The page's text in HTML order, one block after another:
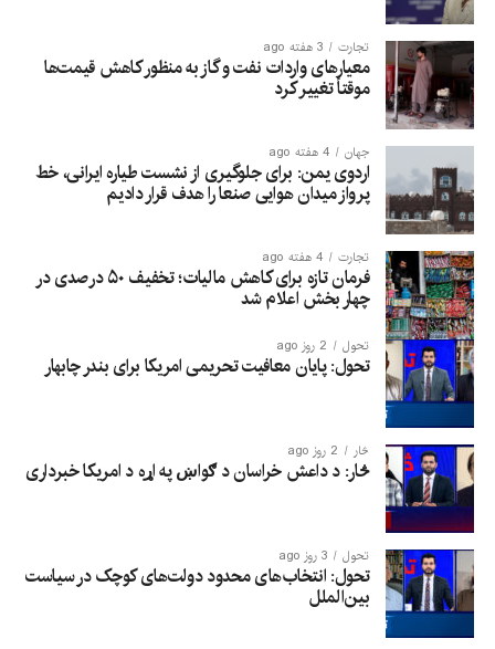
تجارت 3 هفته ago
معیارهای واردات نفت و گاز به منظور کاهش قیمت‌ها
موقتاً تغییر کرد
جهان 4 هفته ago
اردوی یمن: برای جلوگیری از نشست طیاره ایرانی، خط
پرواز میدان هوایی صنعا را هدف قرار دادیم
تجارت 4 هفته ago
فرمان تازه برای کاهش مالیات؛ تخفیف ۵۰ درصدی در
چهار بخش اعلام شد
تحول 2 روز ago
تحول: پایان معافیت تحریمی امریکا برای بندر چابهار
څار 2 روز ago
څار: د داعش خراسان د ګواښ په اړه د امریکا خبرداری
تحول 3 روز ago
تحول: انتخاب‌های محدود دولت‌های کوچک در سیاست
بین‌الملل